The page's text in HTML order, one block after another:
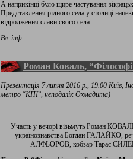
А наприкінці було щире частування
Представлення рідного села у столиці
відродження слави свого села.
Вл. інф.
Роман Коваль,
Презентація 7 липня 2016 р., 19.00 Київ,
метро “КПІ”, неподалік Охмадита)
Участь у вечорі візьмуть Роман
українознавства Богдан ГАЛАЙКО,
АЛФЬОРОВ, кобзар Тарас